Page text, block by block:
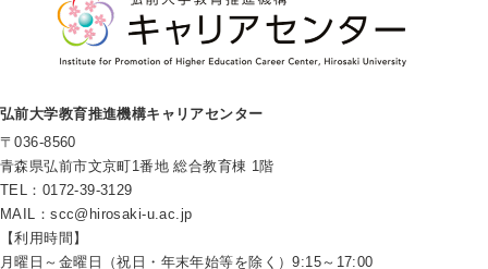
弘前大学教育推進機構キャリアセンター
〒036-8560
青森県弘前市文京町1番地 総合教育棟 1階
TEL：0172-39-3129
MAIL：scc@hirosaki-u.ac.jp
【利用時間】
月曜日～金曜日（祝日・年末年始等を除く）9:15～17:00